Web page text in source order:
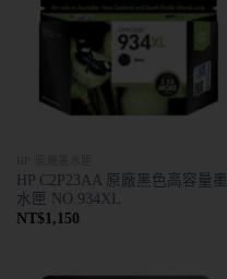
HP C2P23AA 原廠黑色高容量墨
水匣 NO.934XL
NT$1,150